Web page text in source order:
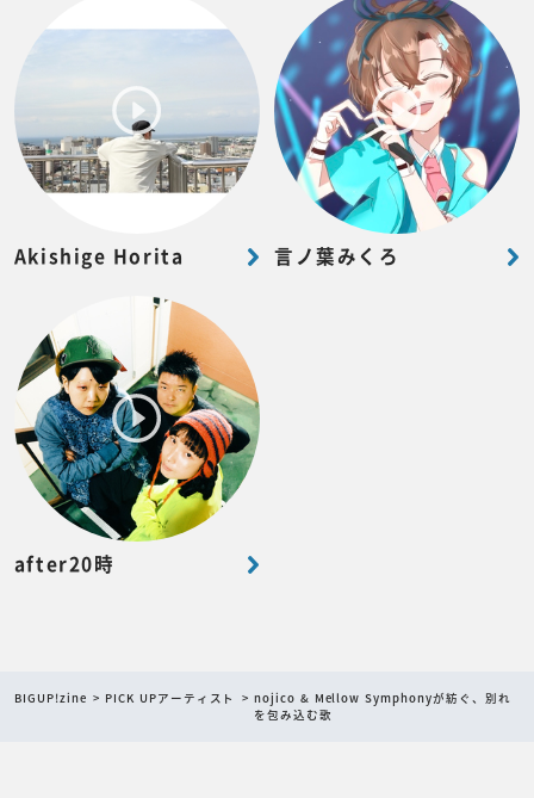
Akishige Horita 言ノ葉みくろ
after20時
BIGUP!zine PICK UPアーティスト
nojico & Mellow Symphonyが紡ぐ、別れ
を包み込む歌